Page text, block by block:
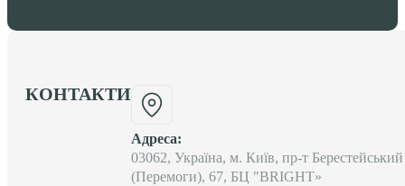
КОНТАКТИ
Адреса:
03062, Україна, м. Київ, пр-т Берестейський
(Перемоги), 67, БЦ "BRIGHT»